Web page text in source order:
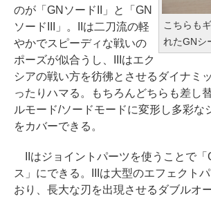
こちらも
れたGNシ
のが「GNソードII」と「GN
ソードIII」。IIは二刀流の軽
やかでスピーディな戦いの
ポーズが似合うし、IIIはエク
シアの戦い方を彷彿とさせるダイナミ
ったりハマる。もちろんどちらも差し
ルモード/ソードモードに変形し多彩な
をカバーできる。
IIはジョイントパーツを使うことで「
ス」にできる。IIIは大型のエフェクト
おり、長大な刃を出現させるダブルオ